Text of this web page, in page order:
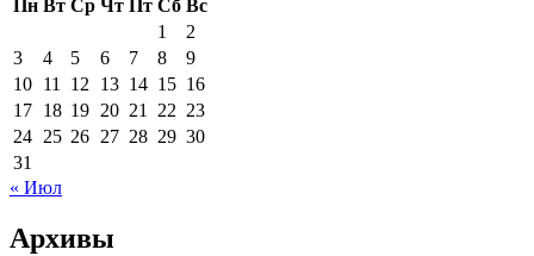
Пн Вт Ср Чт Пт Сб Вс
1
2
3
4 5 6 7 8
9
10 11 12 13 14 15 16
17 18 19 20 21 22 23
24 25 26 27 28 29 30
31
« Июл
Архивы